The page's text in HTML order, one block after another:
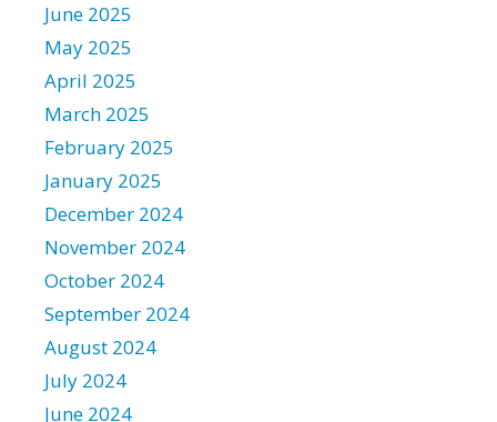
June 2025
May 2025
April 2025
March 2025
February 2025
January 2025
December 2024
November 2024
October 2024
September 2024
August 2024
July 2024
June 2024